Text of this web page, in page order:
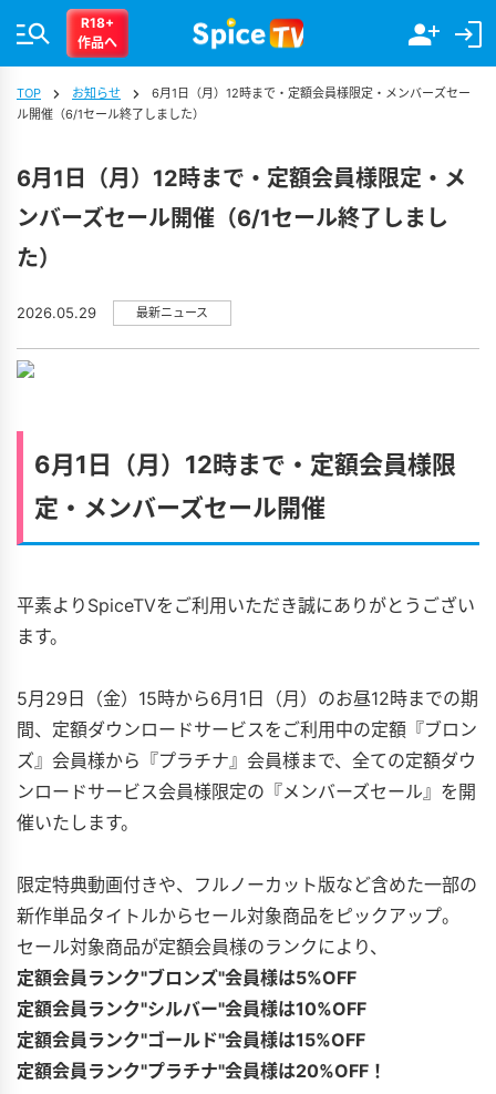
R18+
作品へ
TOP お知らせ
6月1日（月）12時まで・定額会員様限定・メンバーズセー
ル開催（6/1セール終了しました）
6月1日（月）12時まで・定額会員様限定・メ
ンバーズセール開催（6/1セール終了しまし
た）
2026.05.29 最新ニュース
6月1日（月）12時まで・定額会員様限
定・メンバーズセール開催
平素よりSpiceTVをご利用いただき誠にありがとうござい
ます。
5月29日（金）15時から6月1日（月）のお昼12時までの期
間、定額ダウンロードサービスをご利用中の定額『ブロン
ズ』会員様から『プラチナ』会員様まで、全ての定額ダウ
ンロードサービス会員様限定の『メンバーズセール』を開
催いたします。
限定特典動画付きや、フルノーカット版など含めた一部の
新作単品タイトルからセール対象商品をピックアップ。
セール対象商品が定額会員様のランクにより、
定額会員ランク"ブロンズ"会員様は5%OFF
定額会員ランク"シルバー"会員様は10%OFF
定額会員ランク"ゴールド"会員様は15%OFF
定額会員ランク"プラチナ"会員様は20%OFF！